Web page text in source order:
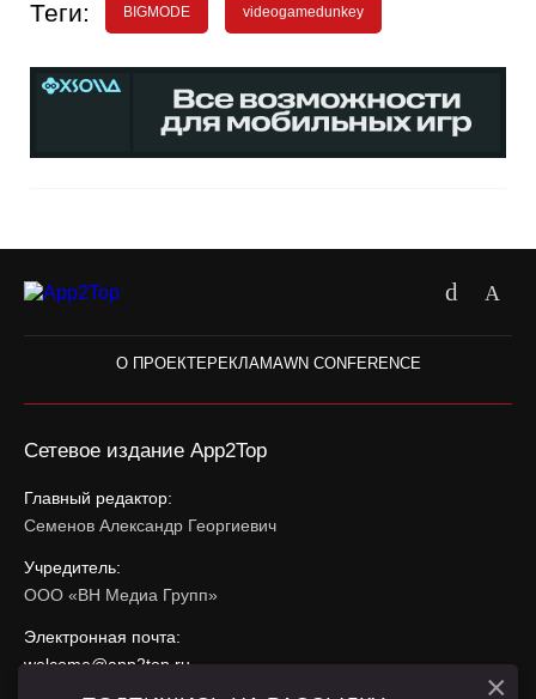
Теги: BIGMODE videogamedunkey
О ПРОЕКТЕРЕКЛАМАWN CONFERENCE
Сетевое издание App2Top
Главный редактор:
Семенов Александр Георгиевич
Учредитель:
ООО «ВН Медиа Групп»
Электронная почта:
welcome@app2top.ru
×